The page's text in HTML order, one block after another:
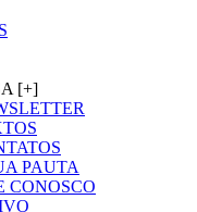
[+]
PAUTA
CONOSCO